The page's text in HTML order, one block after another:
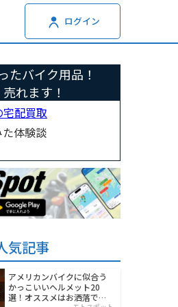
ログイン
たバイク用品！
れます！
宅配買取
体験談
気記事
アメリカンバイクに似合う
かっこいいヘルメット20
選！オススメはお洒落でワ